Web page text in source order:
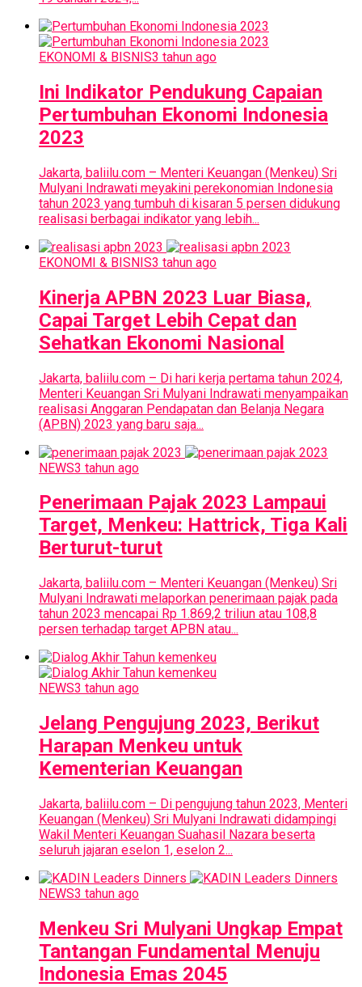
EKONOMI & BISNIS3 tahun ago
Ini Indikator Pendukung Capaian
Pertumbuhan Ekonomi Indonesia
2023
Jakarta, baliilu.com – Menteri Keuangan (Menkeu) Sri
Mulyani Indrawati meyakini perekonomian Indonesia
tahun 2023 yang tumbuh di kisaran 5 persen didukung
realisasi berbagai indikator yang lebih...
EKONOMI & BISNIS3 tahun ago
Kinerja APBN 2023 Luar Biasa,
Capai Target Lebih Cepat dan
Sehatkan Ekonomi Nasional
Jakarta, baliilu.com – Di hari kerja pertama tahun 2024,
Menteri Keuangan Sri Mulyani Indrawati menyampaikan
realisasi Anggaran Pendapatan dan Belanja Negara
(APBN) 2023 yang baru saja...
NEWS3 tahun ago
Penerimaan Pajak 2023 Lampaui
Target, Menkeu: Hattrick, Tiga Kali
Berturut-turut
Jakarta, baliilu.com – Menteri Keuangan (Menkeu) Sri
Mulyani Indrawati melaporkan penerimaan pajak pada
tahun 2023 mencapai Rp 1.869,2 triliun atau 108,8
persen terhadap target APBN atau...
NEWS3 tahun ago
Jelang Pengujung 2023, Berikut
Harapan Menkeu untuk
Kementerian Keuangan
Jakarta, baliilu.com – Di pengujung tahun 2023, Menteri
Keuangan (Menkeu) Sri Mulyani Indrawati didampingi
Wakil Menteri Keuangan Suahasil Nazara beserta
seluruh jajaran eselon 1, eselon 2...
NEWS3 tahun ago
Menkeu Sri Mulyani Ungkap Empat
Tantangan Fundamental Menuju
Indonesia Emas 2045